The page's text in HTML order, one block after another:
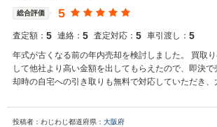
を作成いただき、サイン、引き渡し日時を設定。その
鑑証明、委任状、納税証明書、税金還付譲渡書）をお
らの用途、売却金振り込み時期をお知らせいただきま
総合評価 5
査定額： 5 連絡： 5 査定対応： 5 車引渡し： 5
年式が古くなる前の年内売却を検討しました。 買取
して他社より高い金額を出してもらえたので、即決
却時の自宅への引き取りも無料で対応していただき、
投稿者：わじわじ都道府県： 大阪府